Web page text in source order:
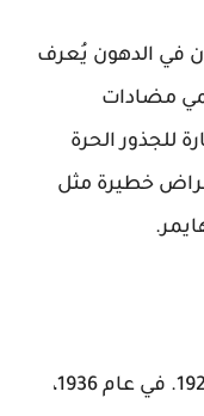
في الدهون يُعرف
مضادات
للجذور الحرة
خطيرة مثل
تم اكتشاف هذا الفيتامين في عام 1920. في عام 1936،